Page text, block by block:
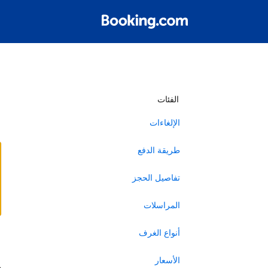
الفئات
الإلغاءات
طريقة الدفع
تفاصيل الحجز
المراسلات
أنواع الغرف
الأسعار